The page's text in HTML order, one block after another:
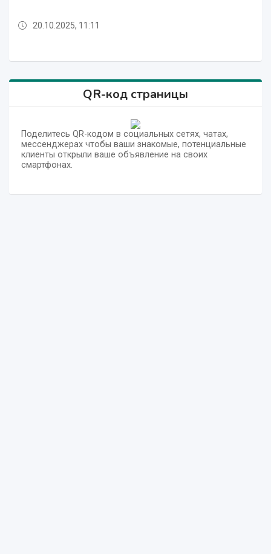
20.10.2025, 11:11
QR-код страницы
Поделитесь QR-кодом в социальных сетях, чатах,
мессенджерах чтобы ваши знакомые, потенциальные
клиенты открыли ваше объявление на своих
смартфонах.